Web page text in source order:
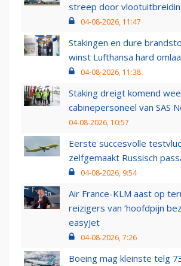
streep door
04-08-2026, 11:47
Stakingen en dure
winst Lufthansa hard
04-08-2026, 11:38
Staking dreigt komend
cabinepersoneel van SAS
04-08-2026, 10:57
Eerste succesvolle
zelfgemaakt Russisch
04-08-2026, 9:54
Air France-KLM aast op
reizigers van ‘hoofdpijn
easyJet
04-08-2026, 7:26
Boeing mag kleinste telg